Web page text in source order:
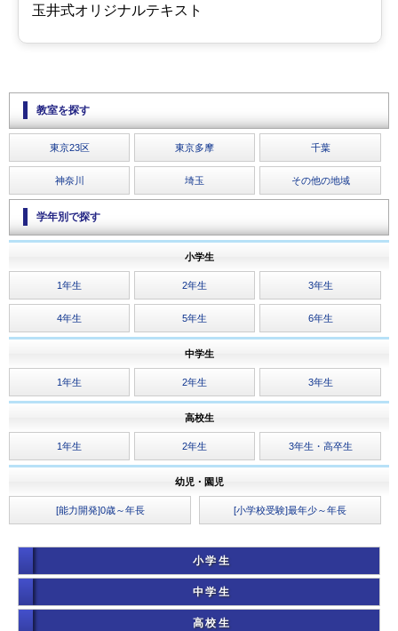
玉井式オリジナルテキスト
教室を探す
東京23区 東京多摩 千葉
神奈川 埼玉 その他の地域
学年別で探す
小学生
1年生 2年生 3年生
4年生 5年生 6年生
中学生
1年生 2年生 3年生
高校生
1年生 2年生 3年生・高卒生
幼児・園児
[能力開発]0歳～年長 [小学校受験]最年少～年長
小学生
中学生
高校生